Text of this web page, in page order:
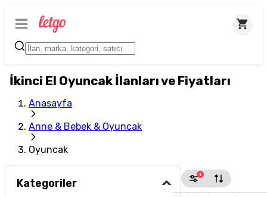
İkinci El Oyuncak İlanları ve Fiyatları
Anasayfa
Anne & Bebek & Oyuncak
Oyuncak
Kategoriler
1